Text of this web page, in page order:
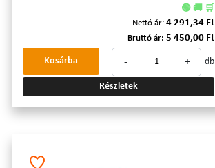
🟢 🚚 🛒
Nettó ár: 4 291,34 Ft
Bruttó ár: 5 450,00 Ft
- + db
Kosárba
Részletek